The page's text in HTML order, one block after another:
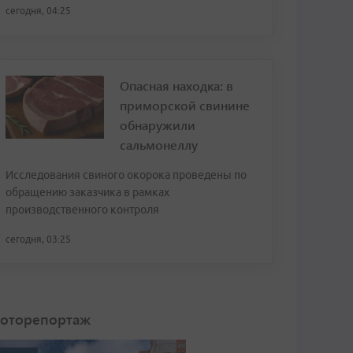
сегодня, 04:25
Опасная находка: в
приморской свинине
обнаружили
сальмонеллу
Исследования свиного окорока проведены по
обращению заказчика в рамках
производственного контроля
сегодня, 03:25